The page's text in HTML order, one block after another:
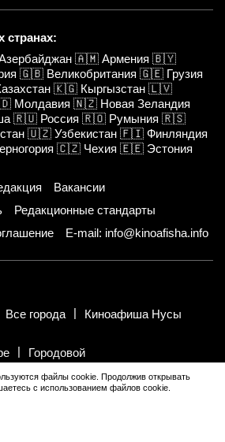
странах:
🇦🇲 Армения 🇧🇾
🇬🇧 Великобритания 🇬🇪 Грузия
🇰🇬 Кыргызстан 🇱🇻
Молдавия 🇳🇿 Новая Зеландия
🇷🇺 Россия 🇷🇴 Румыния 🇷🇸
🇺🇿 Узбекистан 🇫🇮 Финляндия
🇨🇿 Чехия 🇪🇪 Эстония
Вакансии
Редакционные стандарты
E-mail: info@kinoafisha.info
Все города Киноафиша Нусы
Городовой
материалы принадлежат «Киноафиша».
только с письменного разрешения
файлы cookie. Продолжив открывать
с использованием файлов cookie.